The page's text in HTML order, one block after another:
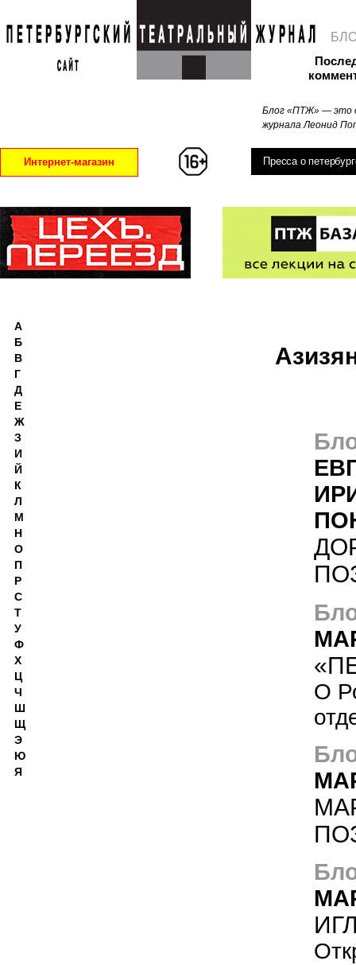
Блог «ПТЖ» — это
журнала Леонид
Интернет-магазин Пресса о
О
А
Б
В
Г
Д
Е
Ж
З
И
Й
К
Л
М
Н
О
П
Р
С
Т
У
Ф
Х
Ц
Ч
Ш
Щ
Э
Ю
Я